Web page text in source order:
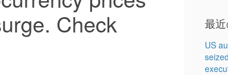
Check
最
US